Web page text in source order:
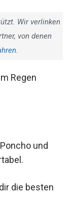
Wir verlinken
von denen
.
Regen
und
die besten